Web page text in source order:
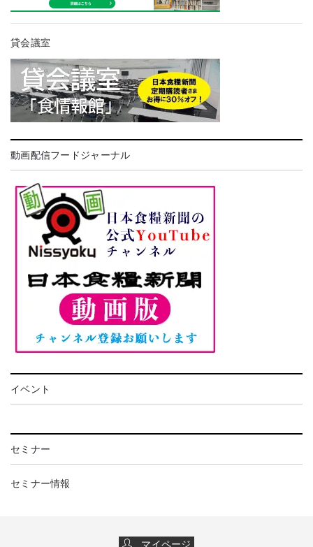
貸会議室
動画配信フードジャーナル
イベント
セミナー
セミナー情報
マイページ